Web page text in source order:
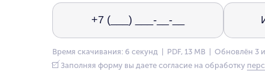
Время скачивания: 6 секунд | PDF, 13 MB | Обновлён 3
Заполняя форму вы даете согласие на обработку